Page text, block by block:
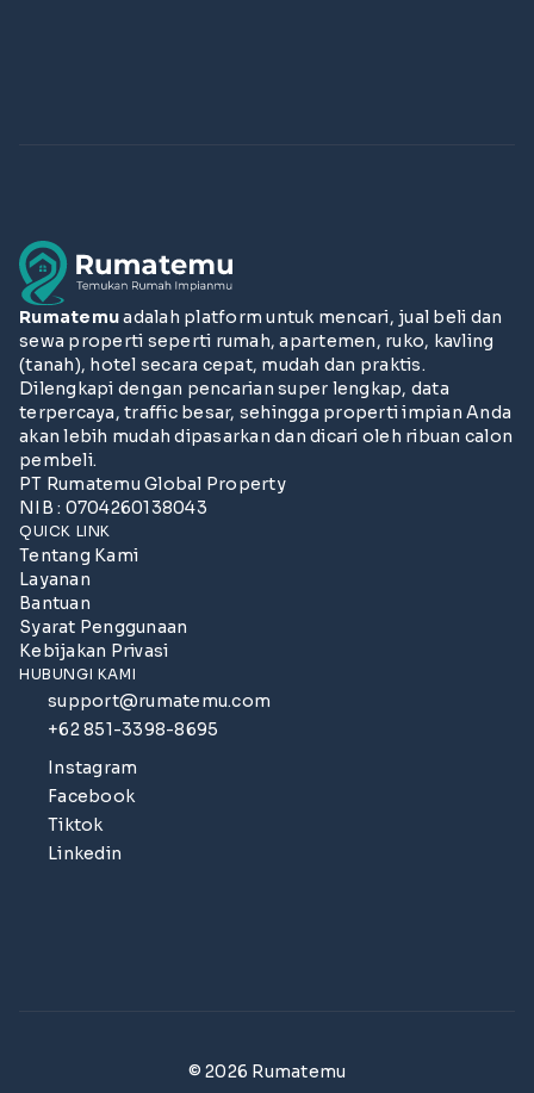
Rumatemuadalah platform untuk mencari, jual beli dan
sewa properti seperti rumah, apartemen, ruko, kavling
(tanah), hotel secara cepat, mudah dan praktis.
Dilengkapi dengan pencarian super lengkap, data
terpercaya, traffic besar, sehingga properti impian Anda
akan lebih mudah dipasarkan dan dicari oleh ribuan calon
pembeli.
PT Rumatemu Global Property
NIB : 0704260138043
QUICK LINK
Tentang Kami
Layanan
Bantuan
Syarat Penggunaan
Kebijakan Privasi
HUBUNGI KAMI
support@rumatemu.com
+62 851-3398-8695
Instagram
Facebook
Tiktok
Linkedin
© 2026 Rumatemu